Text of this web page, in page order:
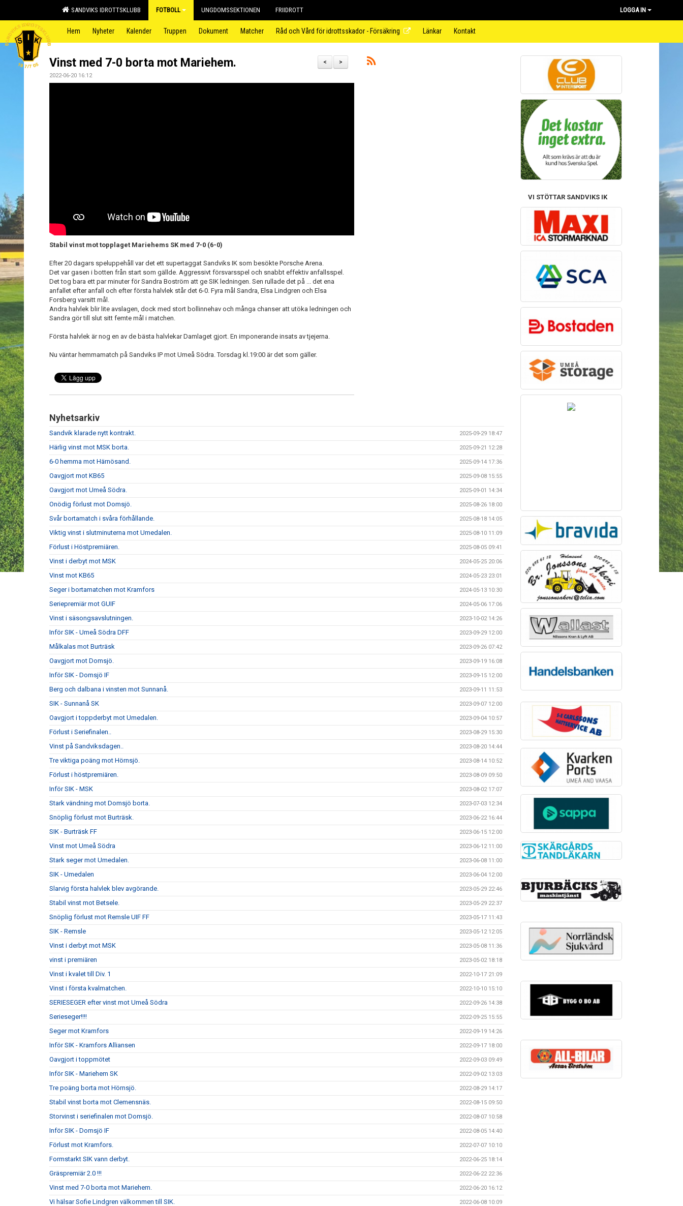
SANDVIKS IDROTTSKLUBB FOTBOLL UNGDOMSSEKTIONEN FRIIDROTT LOGGA IN
Hem Nyheter Kalender Truppen Dokument Matcher Råd och Vård för idrottsskador - Försäkring Länkar Kontakt
>
<
Vinst med 7-0 borta mot Mariehem.
2022-06-20 16:12
Stabil vinst mot topplaget Mariehems SK med 7-0 (6-0)
Efter 20 dagars speluppehåll var det ett supertaggat Sandviks IK som besökte Porsche Arena.
Det var gasen i botten från start som gällde. Aggressivt försvarsspel och snabbt effektiv anfallsspel.
Det tog bara ett par minuter för Sandra Boström att ge SIK ledningen. Sen rullade det på ... det ena
anfallet efter anfall och efter första halvlek står det 6-0. Fyra mål Sandra, Elsa Lindgren och Elsa
Forsberg varsitt mål.
Andra halvlek blir lite avslagen, dock med stort bollinnehav och många chanser att utöka ledningen och
Sandra gör till slut sitt femte mål i matchen.
Första halvlek är nog en av de bästa halvlekar Damlaget gjort. En imponerande insats av tjejerna.
Nu väntar hemmamatch på Sandviks IP mot Umeå Södra. Torsdag kl.19:00 är det som gäller.
Nyhetsarkiv
Sandvik klarade nytt kontrakt. 2025-09-29 18:47
Härlig vinst mot MSK borta. 2025-09-21 12:28
6-0 hemma mot Härnösand. 2025-09-14 17:36
Oavgjort mot KB65 2025-09-08 15:55
Oavgjort mot Umeå Södra. 2025-09-01 14:34
Onödig förlust mot Domsjö. 2025-08-26 18:00
Svår bortamatch i svåra förhållande. 2025-08-18 14:05
Viktig vinst i slutminuterna mot Umedalen. 2025-08-10 11:09
Förlust i Höstpremiären. 2025-08-05 09:41
Vinst i derbyt mot MSK 2024-05-25 20:06
Vinst mot KB65 2024-05-23 23:01
Seger i bortamatchen mot Kramfors 2024-05-13 10:30
Seriepremiär mot GUIF 2024-05-06 17:06
Vinst i säsongsavslutningen. 2023-10-02 14:26
Inför SIK - Umeå Södra DFF 2023-09-29 12:00
Målkalas mot Burträsk 2023-09-26 07:42
Oavgjort mot Domsjö. 2023-09-19 16:08
Inför SIK - Domsjö IF 2023-09-15 12:00
Berg och dalbana i vinsten mot Sunnanå. 2023-09-11 11:53
SIK - Sunnanå SK 2023-09-07 12:00
Oavgjort i toppderbyt mot Umedalen. 2023-09-04 10:57
Förlust i Seriefinalen.. 2023-08-29 15:30
Vinst på Sandviksdagen.. 2023-08-20 14:44
Tre viktiga poäng mot Hörnsjö. 2023-08-14 10:52
Förlust i höstpremiären. 2023-08-09 09:50
Inför SIK - MSK 2023-08-02 17:07
Stark vändning mot Domsjö borta. 2023-07-03 12:34
Snöplig förlust mot Burträsk. 2023-06-22 16:44
SIK - Burträsk FF 2023-06-15 12:00
Vinst mot Umeå Södra 2023-06-12 11:00
Stark seger mot Umedalen. 2023-06-08 11:00
SIK - Umedalen 2023-06-04 12:00
Slarvig första halvlek blev avgörande. 2023-05-29 22:46
Stabil vinst mot Betsele. 2023-05-29 22:37
Snöplig förlust mot Remsle UIF FF 2023-05-17 11:43
SIK - Remsle 2023-05-12 12:05
Vinst i derbyt mot MSK 2023-05-08 11:36
vinst i premiären 2023-05-02 18:18
Vinst i kvalet till Div. 1 2022-10-17 21:09
Vinst i första kvalmatchen. 2022-10-10 15:10
SERIESEGER efter vinst mot Umeå Södra 2022-09-26 14:38
Serieseger!!!! 2022-09-25 15:55
Seger mot Kramfors 2022-09-19 14:26
Inför SIK - Kramfors Alliansen 2022-09-17 18:00
Oavgjort i toppmötet 2022-09-03 09:49
Inför SIK - Mariehem SK 2022-09-02 13:03
Tre poäng borta mot Hörnsjö. 2022-08-29 14:17
Stabil vinst borta mot Clemensnäs. 2022-08-15 09:50
Storvinst i seriefinalen mot Domsjö. 2022-08-07 10:58
Inför SIK - Domsjö IF 2022-08-05 14:40
Förlust mot Kramfors. 2022-07-07 10:10
Formstarkt SIK vann derbyt. 2022-06-25 18:14
Gräspremiär 2.0 !!! 2022-06-22 22:36
Vinst med 7-0 borta mot Mariehem. 2022-06-20 16:12
Vi hälsar Sofie Lindgren välkommen till SIK. 2022-06-08 10:09
VI STÖTTAR SANDVIKS IK